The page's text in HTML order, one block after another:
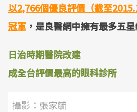
以2,766個優良評價（截至
冠軍 ，是良醫網中擁有最多五
日治時期醫院改建
成全台評價最高的眼科診所
攝影：張家毓